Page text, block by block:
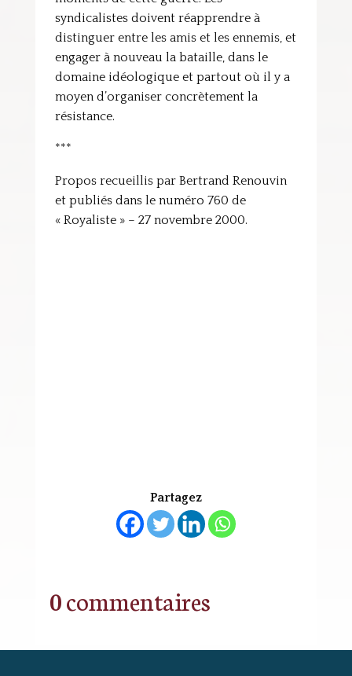
syndicalistes doivent réapprendre à
distinguer entre les amis et les ennemis, et
engager à nouveau la bataille, dans le
domaine idéologique et partout où il y a
moyen d’organiser concrètement la
résistance.
***
Propos recueillis par Bertrand Renouvin
et publiés dans le numéro 760 de
« Royaliste » – 27 novembre 2000.
Partagez
0 commentaires